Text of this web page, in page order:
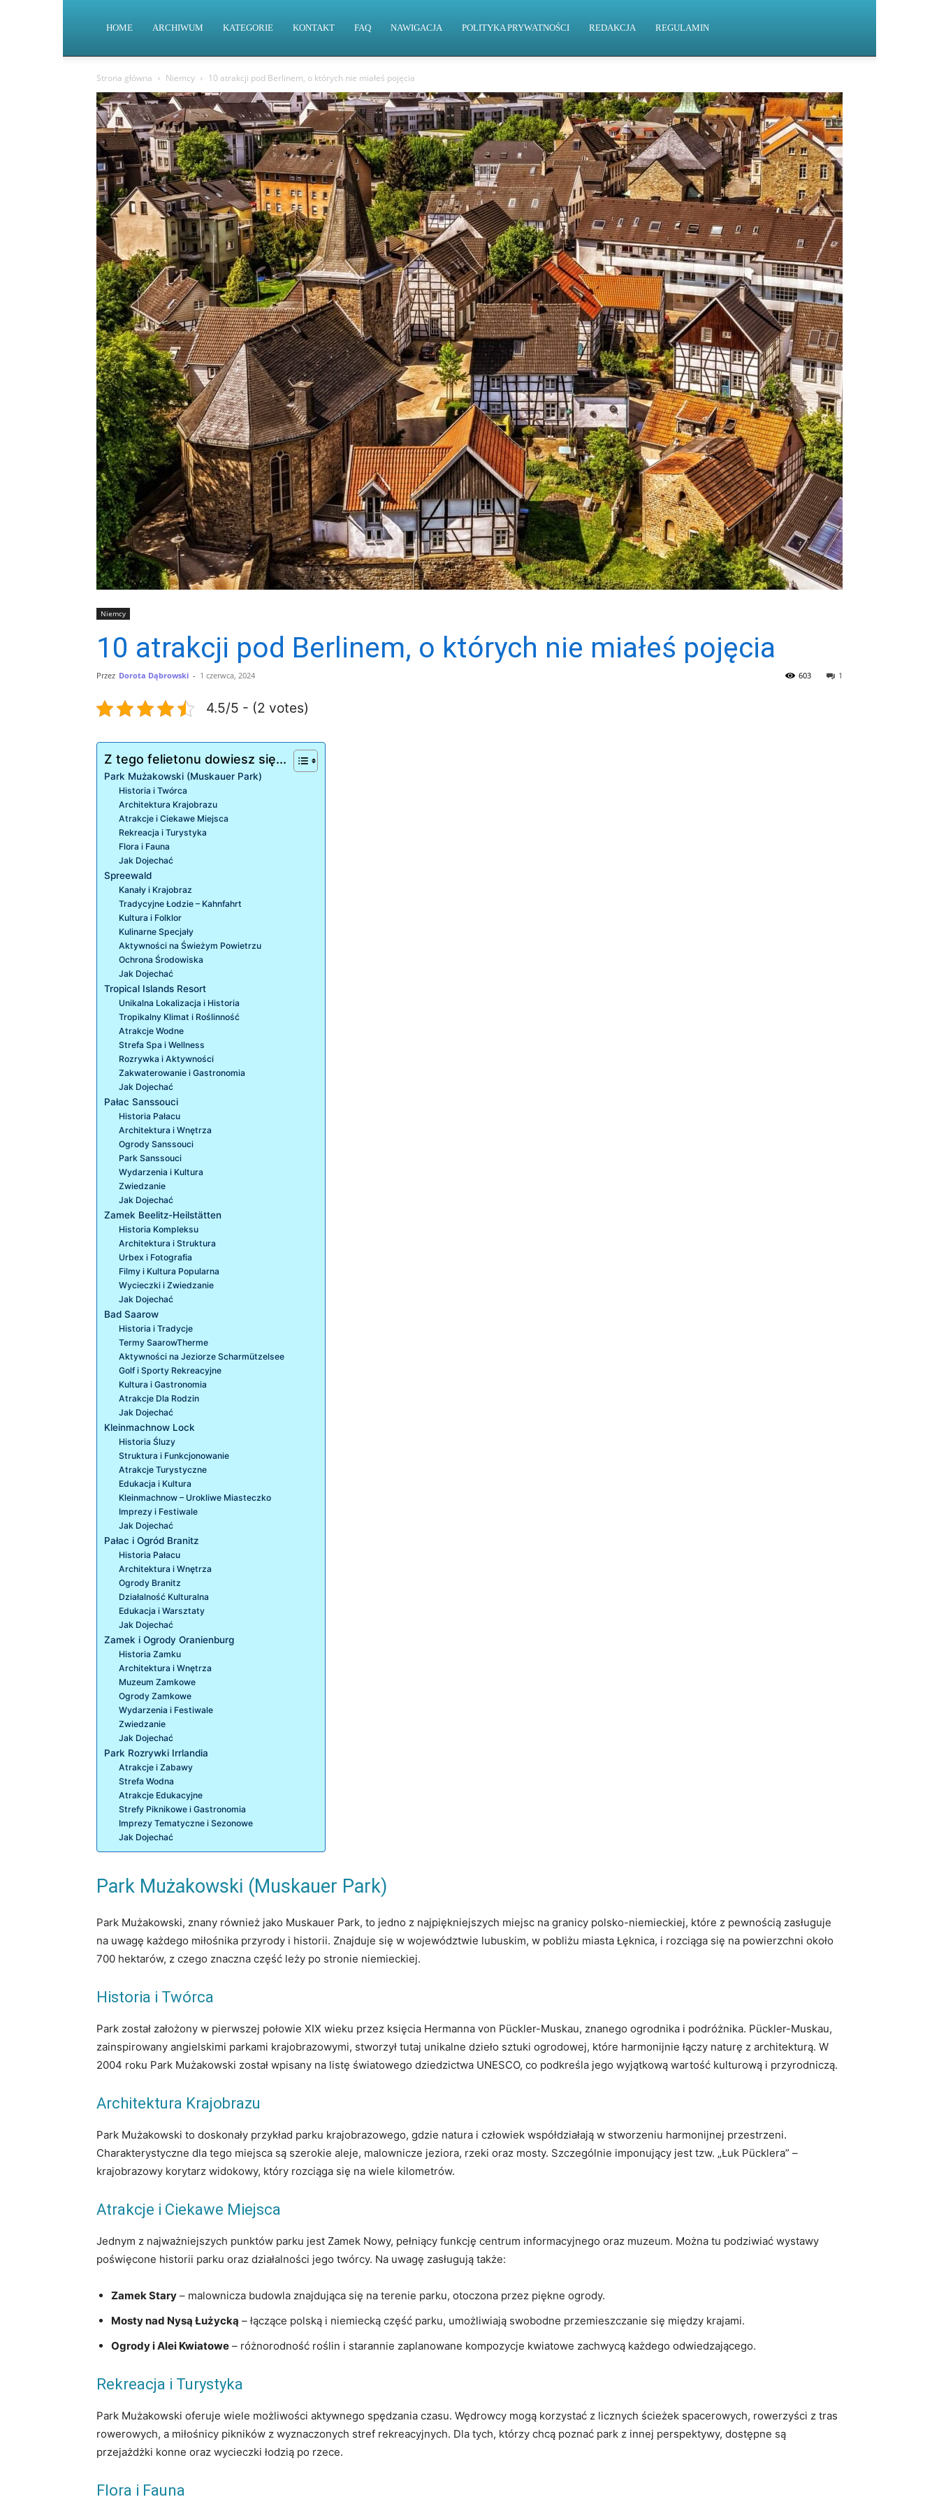
HOME ARCHIWUM KATEGORIE KONTAKT FAQ NAWIGACJA POLITYKA PRYWATNOŚCI REDAKCJA REGULAMIN
Strona główna Niemcy 10 atrakcji pod Berlinem, o których nie miałeś pojęcia
Niemcy
10 atrakcji pod Berlinem, o których nie miałeś pojęcia
Przez Dorota Dąbrowski - 1 czerwca, 2024 1
603
4.5/5 - (2 votes)
Z tego felietonu dowiesz się...
Park Mużakowski (Muskauer Park)
Historia i Twórca
Architektura Krajobrazu
Atrakcje i Ciekawe Miejsca
Rekreacja i Turystyka
Flora i Fauna
Jak Dojechać
Spreewald
Kanały i Krajobraz
Tradycyjne Łodzie – Kahnfahrt
Kultura i Folklor
Kulinarne Specjały
Aktywności na Świeżym Powietrzu
Ochrona Środowiska
Jak Dojechać
Tropical Islands Resort
Unikalna Lokalizacja i Historia
Tropikalny Klimat i Roślinność
Atrakcje Wodne
Strefa Spa i Wellness
Rozrywka i Aktywności
Zakwaterowanie i Gastronomia
Jak Dojechać
Pałac Sanssouci
Historia Pałacu
Architektura i Wnętrza
Ogrody Sanssouci
Park Sanssouci
Wydarzenia i Kultura
Zwiedzanie
Jak Dojechać
Zamek Beelitz-Heilstätten
Historia Kompleksu
Architektura i Struktura
Urbex i Fotografia
Filmy i Kultura Popularna
Wycieczki i Zwiedzanie
Jak Dojechać
Bad Saarow
Historia i Tradycje
Termy SaarowTherme
Aktywności na Jeziorze Scharmützelsee
Golf i Sporty Rekreacyjne
Kultura i Gastronomia
Atrakcje Dla Rodzin
Jak Dojechać
Kleinmachnow Lock
Historia Śluzy
Struktura i Funkcjonowanie
Atrakcje Turystyczne
Edukacja i Kultura
Kleinmachnow – Urokliwe Miasteczko
Imprezy i Festiwale
Jak Dojechać
Pałac i Ogród Branitz
Historia Pałacu
Architektura i Wnętrza
Ogrody Branitz
Działalność Kulturalna
Edukacja i Warsztaty
Jak Dojechać
Zamek i Ogrody Oranienburg
Historia Zamku
Architektura i Wnętrza
Muzeum Zamkowe
Ogrody Zamkowe
Wydarzenia i Festiwale
Zwiedzanie
Jak Dojechać
Park Rozrywki Irrlandia
Atrakcje i Zabawy
Strefa Wodna
Atrakcje Edukacyjne
Strefy Piknikowe i Gastronomia
Imprezy Tematyczne i Sezonowe
Jak Dojechać
Park Mużakowski (Muskauer Park)
Park Mużakowski, znany również jako Muskauer Park, to jedno z najpiękniejszych miejsc na granicy polsko-niemieckiej, które z pewnością zasługuje
na uwagę każdego miłośnika przyrody i historii. Znajduje się w województwie lubuskim, w pobliżu miasta Łęknica, i rozciąga się na powierzchni około
700 hektarów, z czego znaczna część leży po stronie niemieckiej.
Historia i Twórca
Park został założony w pierwszej połowie XIX wieku przez księcia Hermanna von Pückler-Muskau, znanego ogrodnika i podróżnika. Pückler-Muskau,
zainspirowany angielskimi parkami krajobrazowymi, stworzył tutaj unikalne dzieło sztuki ogrodowej, które harmonijnie łączy naturę z architekturą. W
2004 roku Park Mużakowski został wpisany na listę światowego dziedzictwa UNESCO, co podkreśla jego wyjątkową wartość kulturową i przyrodniczą.
Architektura Krajobrazu
Park Mużakowski to doskonały przykład parku krajobrazowego, gdzie natura i człowiek współdziałają w stworzeniu harmonijnej przestrzeni.
Charakterystyczne dla tego miejsca są szerokie aleje, malownicze jeziora, rzeki oraz mosty. Szczególnie imponujący jest tzw. „Łuk Pücklera” –
krajobrazowy korytarz widokowy, który rozciąga się na wiele kilometrów.
Atrakcje i Ciekawe Miejsca
Jednym z najważniejszych punktów parku jest Zamek Nowy, pełniący funkcję centrum informacyjnego oraz muzeum. Można tu podziwiać wystawy
poświęcone historii parku oraz działalności jego twórcy. Na uwagę zasługują także:
Zamek Stary – malownicza budowla znajdująca się na terenie parku, otoczona przez piękne ogrody.
Mosty nad Nysą Łużycką – łączące polską i niemiecką część parku, umożliwiają swobodne przemieszczanie się między krajami.
Ogrody i Alei Kwiatowe – różnorodność roślin i starannie zaplanowane kompozycje kwiatowe zachwycą każdego odwiedzającego.
Rekreacja i Turystyka
Park Mużakowski oferuje wiele możliwości aktywnego spędzania czasu. Wędrowcy mogą korzystać z licznych ścieżek spacerowych, rowerzyści z tras
rowerowych, a miłośnicy pikników z wyznaczonych stref rekreacyjnych. Dla tych, którzy chcą poznać park z innej perspektywy, dostępne są
przejażdżki konne oraz wycieczki łodzią po rzece.
Flora i Fauna